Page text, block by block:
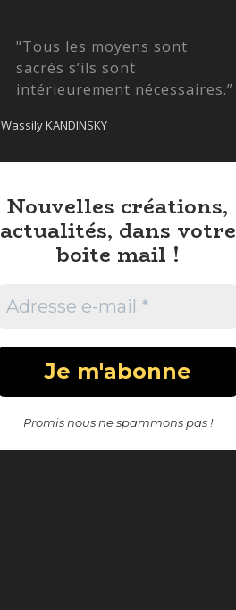
"Tous les moyens sont
sacrés s’ils sont
intérieurement nécessaires.”
Wassily KANDINSKY
Nouvelles créations,
actualités, dans votre
boite mail !
Promis nous ne spammons pas !